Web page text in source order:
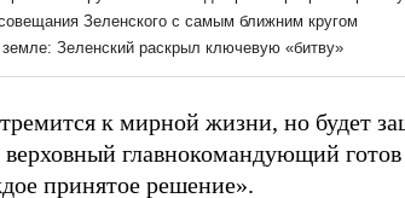
к мирной жизни, но будет
главнокомандующий готов
принятое решение».